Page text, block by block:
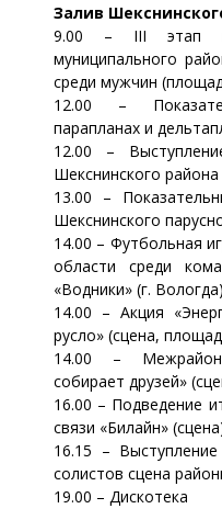
Залив
9.00 – III этап
муниципального
среди мужчин
12.00 –
парапланах и
12.00 –
Шекснинского района
13.00 –
Шекснинского
14.00 – Футбольная
области среди
«Водники» (г.
14.00 – Акция
русло» (сцена,
14.00 –
собирает друзей»
16.00 – Подведение
связи «Билайн»
16.15 –
солистов сцена
19.00 – Дискотека